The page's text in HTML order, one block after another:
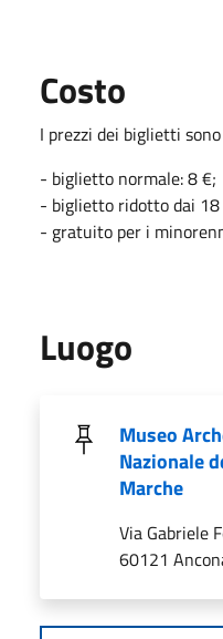
Costo
I prezzi dei biglietti
- biglietto normale: 8 €;
- biglietto ridotto dai
- gratuito per i
Luogo
Museo
Nazionale
Marche
Via Gabriele
60121